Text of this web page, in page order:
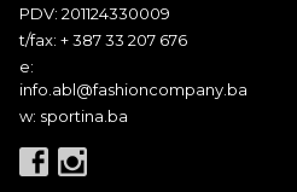
PDV: 201124330009
t/fax: + 387 33 207 676
e:
info.abl@fashioncompany.ba
w: sportina.ba